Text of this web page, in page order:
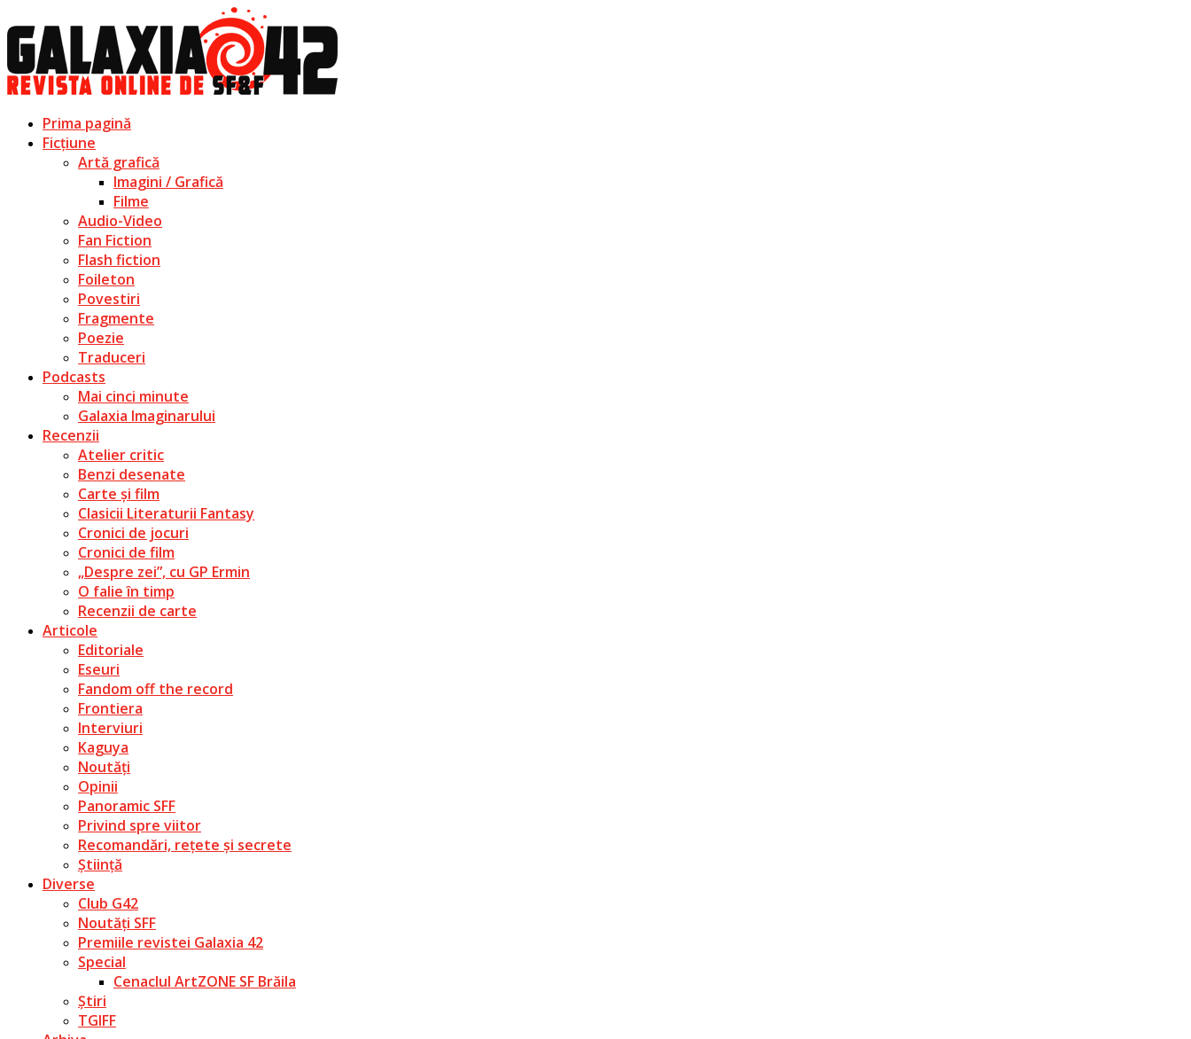
Prima pagină
Ficțiune
Artă grafică
Imagini / Grafică
Filme
Audio-Video
Fan Fiction
Flash fiction
Foileton
Povestiri
Fragmente
Poezie
Traduceri
Podcasts
Mai cinci minute
Galaxia Imaginarului
Recenzii
Atelier critic
Benzi desenate
Carte și film
Clasicii Literaturii Fantasy
Cronici de jocuri
Cronici de film
„Despre zei”, cu GP Ermin
O falie în timp
Recenzii de carte
Articole
Editoriale
Eseuri
Fandom off the record
Frontiera
Interviuri
Kaguya
Noutăți
Opinii
Panoramic SFF
Privind spre viitor
Recomandări, rețete și secrete
Știință
Diverse
Club G42
Noutăți SFF
Premiile revistei Galaxia 42
Special
Cenaclul ArtZONE SF Brăila
Știri
TGIFF